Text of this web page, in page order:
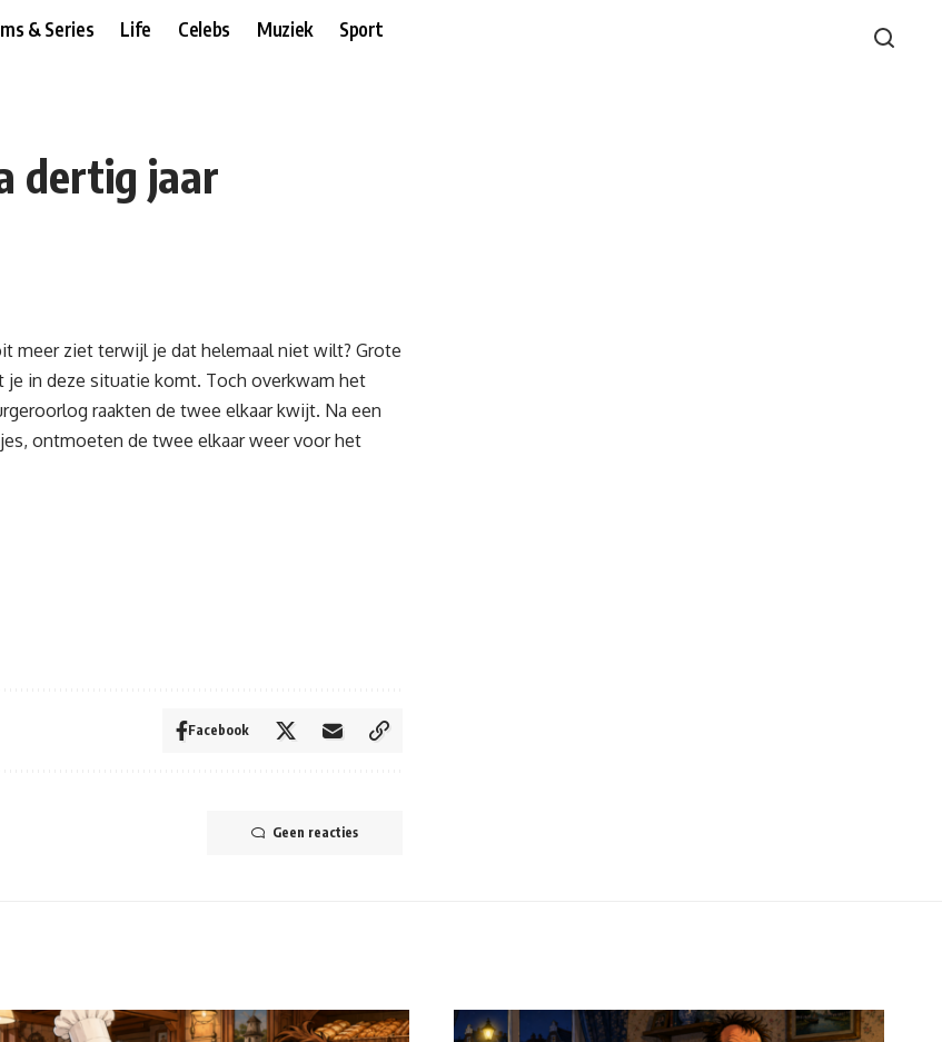
& Series Life Celebs Muziek Sport
dertig jaar
meer ziet terwijl je dat helemaal niet wilt? Grote
in deze situatie komt. Toch overkwam het
raakten de twee elkaar kwijt. Na een
ontmoeten de twee elkaar weer voor het
Facebook
Geen reacties